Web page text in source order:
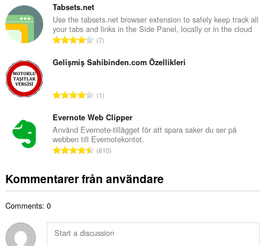
n
t
a
b
y
:
t
a
l
t
n
a
b
e
t
y
:
Tabsets.net
Use the tabsets.net browser extension to safely keep track all
your tabs and links in the Side Panel, locally or in the cloud
T
t
t
n
t
a
e
t
:
7
Gelişmiş Sahibinden.com Özellikleri
T
t
a
l
t
n
t
b
e
1
Evernote Web Clipper
Använd Evernote-tillägget för att spara saker du ser på
webben till Evernotekontot.
T
t
a
a
n
610
Kommentarer från användare
Comments: 0